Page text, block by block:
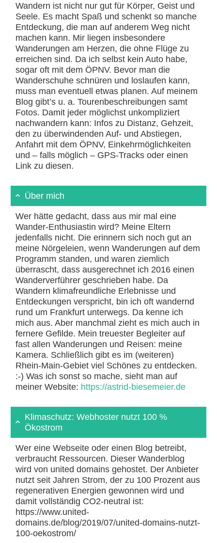
Wandern ist nicht nur gut für Körper, Geist und
Seele. Es macht Spaß und schenkt so manche
Entdeckung, die man auf anderem Weg nicht
machen kann. Mir liegen insbesondere
Wanderungen am Herzen, die ohne Flüge zu
erreichen sind. Da ich selbst kein Auto habe,
sogar oft mit dem ÖPNV. Bevor man die
Wanderschuhe schnüren und loslaufen kann,
muss man eventuell etwas planen. Auf meinem
Blog gibt’s u. a. Tourenbeschreibungen samt
Fotos. Damit jeder möglichst unkompliziert
nachwandern kann: Infos zu Distanz, Gehzeit,
den zu überwindenden Auf- und Abstiegen,
Anfahrt mit dem ÖPNV, Einkehrmöglichkeiten
und – falls möglich – GPS-Tracks oder einen
Link zu diesen.
Über mich
Wer hätte gedacht, dass aus mir mal eine
Wander-Enthusiastin wird? Meine Eltern
jedenfalls nicht. Die erinnern sich noch gut an
meine Nörgeleien, wenn Wanderungen auf dem
Programm standen, und waren ziemlich
überrascht, dass ausgerechnet ich 2016 einen
Wanderverführer geschrieben habe. Da
Wandern klimafreundliche Erlebnisse und
Entdeckungen verspricht, bin ich oft wandernd
rund um Frankfurt unterwegs. Da kenne ich
mich aus. Aber manchmal zieht es mich auch in
fernere Gefilde. Mein treuester Begleiter auf
fast allen Wanderungen und Reisen: meine
Kamera. Schließlich gibt es im (weiteren)
Rhein-Main-Gebiet viel Schönes zu entdecken.
:-) Was ich sonst so mache, sieht man auf
meiner Website: https://astrid-biesemeier.de
Klimaschutz: Webhoster nutzt 100 %
Ökostrom
Wer eine Webseite oder einen Blog betreibt,
verbraucht Ressourcen. Dieser Wanderblog
wird von united domains gehostet. Der Anbieter
nutzt seit Jahren Strom, der zu 100 Prozent aus
regenerativen Energien gewonnen wird und
damit vollständig CO2-neutral ist:
https://www.united-
domains.de/blog/2019/07/united-domains-nutzt-
100-oekostrom/